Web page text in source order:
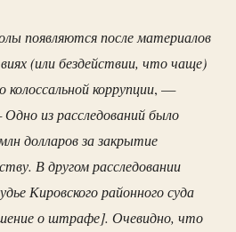
появляются после материалов
(или бездействии, что чаще)
коррупции, —
Одно из расследований было
долларов за закрытие
В другом расследовании
Кировского районного суда
о штрафе]. Очевидно, что